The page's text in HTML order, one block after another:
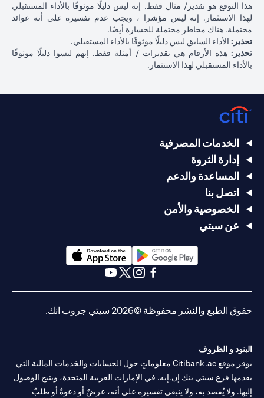
هذا التوقع هو تقدير/ مثال فقط. إنه ليس دليلًا موثوقًا بالأداء المستقبلي
لهذا الاستثمار. إنه ليس مؤشرا ، ويجب عدم تفسيره على أنه عوائد
محتملة. هناك مخاطر محتملة للخسارة أيضًا.
تحذير: الأداء السابق ليس دليلًا موثوقًا بالأداء المستقبلي.
تحذير: هذه الأرقام هي تقديرات / أمثلة فقط. إنهم ليسوا دليلًا موثوقًا
بالأداء المستقبلي لهذا الاستثمار.
الخدمات المصرفية
إدارة الثروة
المساعدة والدعم
اتصل بنا
الخصوصية والأمن
عن سيتي
(opens in a new tab)
حقوق الطبع والنشر محفوظة ©2026 سيتي جروب انك.
البنود و الظروف
يوفر موقع Citibank.ae معلوماتٍ حول الحسابات والخدمات المالية التي
يقدمها فرع سيتي بنك إن.إيه. في الإمارات العربية المتحدة، ويتيح الوصول
إليها. ولا يُقصد به، ولا ينبغي تفسيره على أنه، عرضٌ أو دعوةٌ أو طلبٌ